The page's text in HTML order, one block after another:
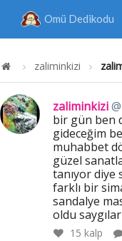
Omü Dedikodu
zaliminkizi
zaliminkizi
bir gün ben
gideceğim
muhabbet
güzel
tanıyor diye
farklı bir
sandalye
oldu
15 kalp